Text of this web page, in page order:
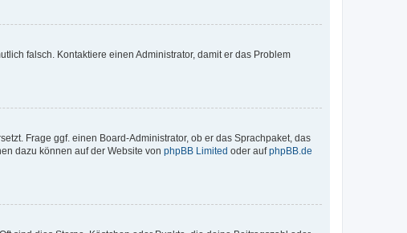
falsch. Kontaktiere einen Administrator, damit er das Problem
Frage ggf. einen Board-Administrator, ob er das Sprachpaket, das
dazu können auf der Website von phpBB Limited oder aufphpBB.de